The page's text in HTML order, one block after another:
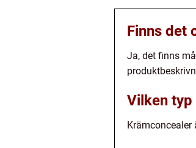
Finns det
Ja, det finns
Vilken